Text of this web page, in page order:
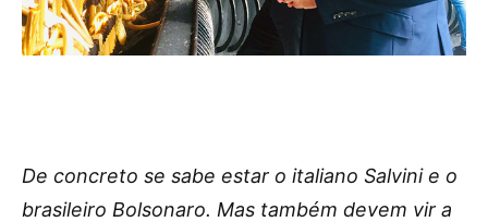
De concreto se sabe estar o italiano Salvini e o
brasileiro Bolsonaro. Mas também devem vir a